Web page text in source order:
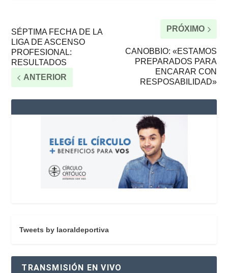
SÉPTIMA FECHA DE LA
LIGA DE ASCENSO
PROFESIONAL:
RESULTADOS
ANTERIOR
PRÓXIMO
CANOBBIO: «ESTAMOS
PREPARADOS PARA
ENCARAR CON
RESPOSABILIDAD»
Tweets by laoraldeportiva
TRANSMISIÓN EN VIVO